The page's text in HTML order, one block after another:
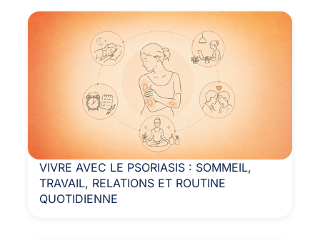
VIVRE AVEC LE PSORIASIS : SOMMEIL,
TRAVAIL, RELATIONS ET ROUTINE
QUOTIDIENNE